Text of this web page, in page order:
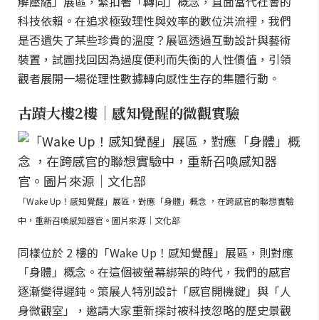
科技依賴。在追求極致理性與效率的數位洪流裡，我們
是否遺失了某些珍貴的溫度？展區透過互動設計與藝術
裝置，試圖找回因為過度便利而失衡的人性價值，引領
觀者展開一場從理性數據轉向感性生存的集體行動。
古蹟大樓2樓｜感知覺醒的微觀實驗
「Wake Up！感知覺醒」展區，對應「身體」概念 ，在跨感官的聯想實驗
中，重新召喚感知器官。圖片來源｜文化部
同樣位於 2 樓的「Wake Up！感知覺醒」展區，則對應
「身體」概念。在這個被螢幕綁架的時代，我們的感官
逐漸變得遲鈍。策展人特別設計「感官開機鍵」與「人
身微觀室」，邀請大家重新探討被科技忽略的歷史景觀